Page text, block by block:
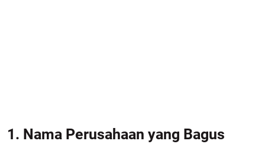
1. Nama Perusahaan yang Bagus